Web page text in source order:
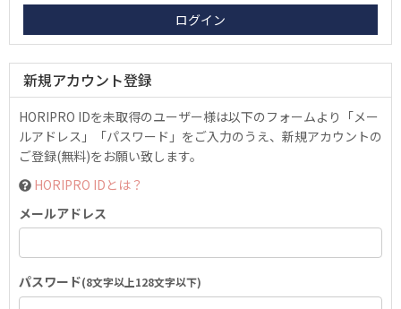
新規アカウント登録
HORIPRO IDを未取得のユーザー様は以下のフォームより「メー
ルアドレス」「パスワード」をご入力のうえ、新規アカウントの
ご登録(無料)をお願い致します。
HORIPRO IDとは？
メールアドレス
パスワード(8文字以上128文字以下)